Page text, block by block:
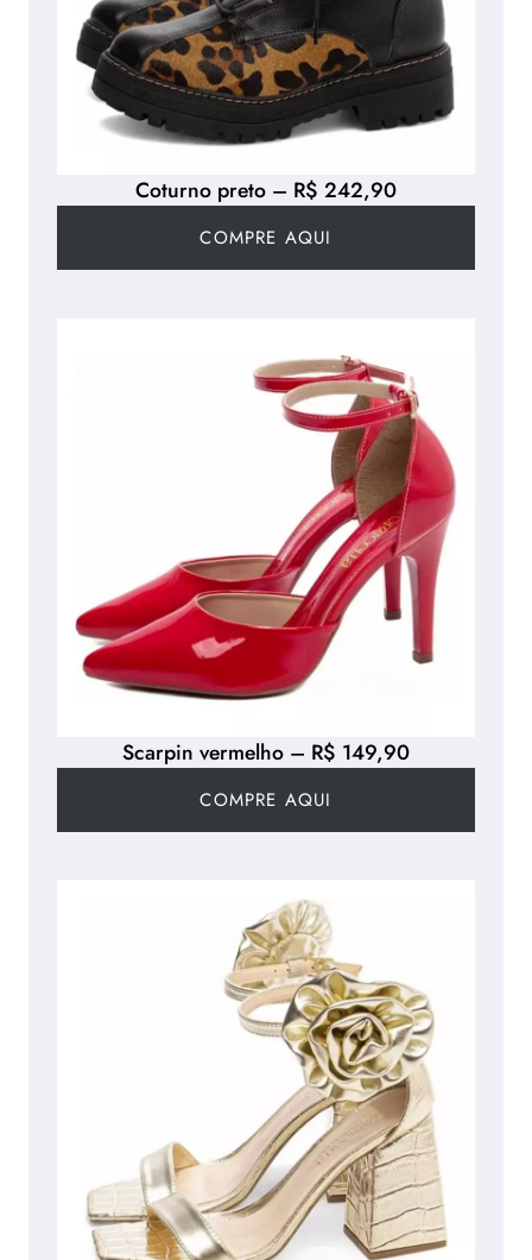
Coturno preto – R$ 242,90
COMPRE AQUI
Scarpin vermelho – R$ 149,90
COMPRE AQUI